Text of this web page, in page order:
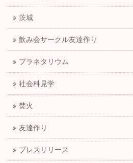
茨城
飲み会サークル友達作り
プラネタリウム
社会科見学
焚火
友達作り
プレスリリース